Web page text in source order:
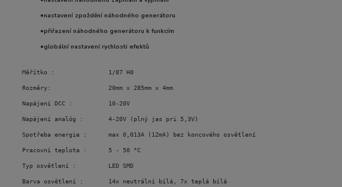
•nastavení zpoždění náhodného generátoru
•přiřazení náhodného generátoru k funkcím
•globální nastavení rychlosti efektů
Měřítko :               1/87 H0
Rozměry:                20mm x 285mm x 4mm
Napájení DCC :          10-20V
Napájení analóg :       4-20V (plný jas pri 5,3V)
Spotřeba energie :      max 0,013A (12mA) bez koncového osvětlení
Pracovní teplota :      5 - 50 °C
Typ osvětlení :         LED SMD
Barva osvětlení :       14x neutrální bílá, 7x teplá bílá